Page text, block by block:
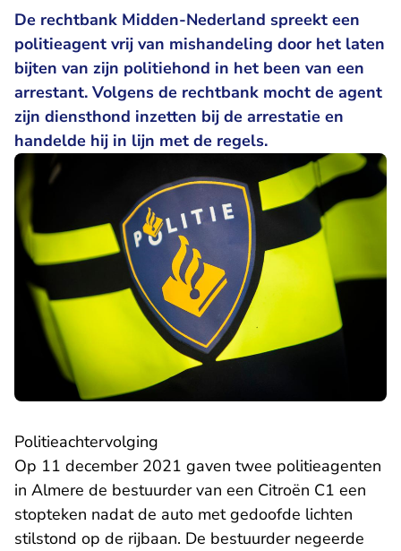
De rechtbank Midden-Nederland spreekt een
politieagent vrij van mishandeling door het laten
bijten van zijn politiehond in het been van een
arrestant. Volgens de rechtbank mocht de agent
zijn diensthond inzetten bij de arrestatie en
handelde hij in lijn met de regels.
Politieachtervolging
Op 11 december 2021 gaven twee politieagenten
in Almere de bestuurder van een Citroën C1 een
stopteken nadat de auto met gedoofde lichten
stilstond op de rijbaan. De bestuurder negeerde